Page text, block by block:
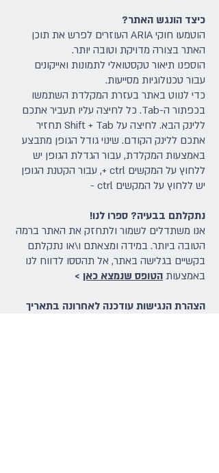
כיצד הונגש האתר?
הוטמעו חוקי ARIA העוזרים לפרש את תוכן
האתר בצורה מדויקת וטובה יותר.
הוספנו תיאור טקסטואלי לתמונות ואייקונים
עבור טכנולוגיות מסייעות.
כדי לנווט באתר בעזרת המקלדת השתמשו
בכפתור ה-Tab. כל לחיצה עליו תעביר אתכם
ללינק הבא. לחיצה על Shift + Tab תחזיר
אתכם ללינק הקודם. שינוי גודל הגופן מתבצע
באמצעות המקלדת, עבור הגדלת הגופן יש
ללחוץ על המקשים ctrl +, עבור הקטנת הגופן
יש ללחוץ על המקשים ctrl -
נתקלתם בבעיה? ספרו לנו!
אנו משתדלים לשמור ולתחזק את האתר ברמה
הטובה ביותר. במידה ומצאתם ו\או נתקלתם
בקשיים בגלישה באתר, אל תהססו לדווח לנו
באמצעות הטופס שנמצא כאן >
הצהרת הנגישות עודכנה לאחרונה בתאריך